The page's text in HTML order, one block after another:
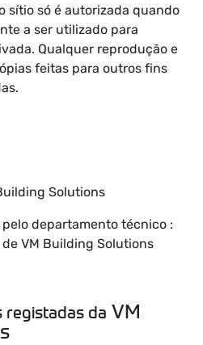
sítio só é autorizada quando
a ser utilizado para
Qualquer reprodução e
feitas para outros fins
Solutions
departamento técnico :
VM Building Solutions
registadas da VM